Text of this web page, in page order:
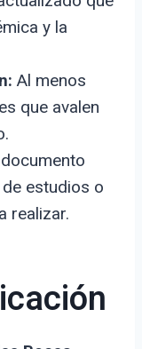
y la
Al menos
que avalen
estudios o
realizar.